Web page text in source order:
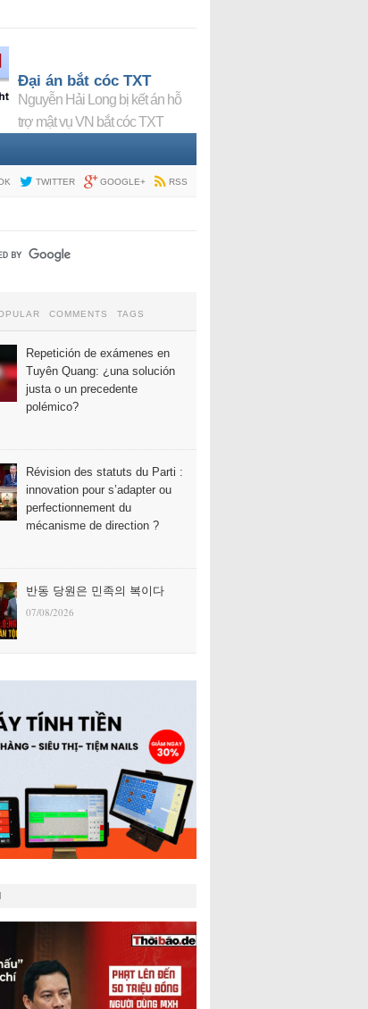
Đại án bắt cóc TXT
Nguyễn Hải Long bị kết án hỗ
trợ mật vụ VN bắt cóc TXT
TWITTER GOOGLE+ RSS
COMMENTS TAGS
Repetición de exámenes en
Tuyên Quang: ¿una solución
justa o un precedente
polémico?
Révision des statuts du Parti :
innovation pour s’adapter ou
perfectionnement du
mécanisme de direction ?
반동 당원은 민족의 복이다
07/08/2026